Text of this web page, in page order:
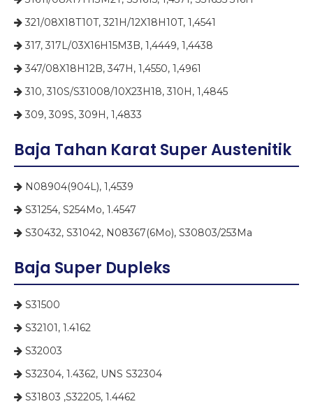
 321/08X18T10T, 321H/12X18H10T, 1,4541
 317, 317L/03X16H15M3B, 1,4449, 1,4438
 347/08X18H12B, 347H, 1,4550, 1,4961
 310, 310S/S31008/10X23H18, 310H, 1,4845
 309, 309S, 309H, 1,4833
Baja Tahan Karat Super Austenitik
 N08904(904L), 1,4539
 S31254, S254Mo, 1.4547
 S30432, S31042, N08367(6Mo), S30803/253Ma
Baja Super Dupleks
 S31500
 S32101, 1.4162
 S32003
 S32304, 1.4362, UNS S32304
 S31803 ,S32205, 1.4462